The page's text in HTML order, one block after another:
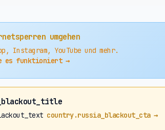
umgehen
Instagram, YouTube und mehr.
es funktioniert →
country.russia_blackout_cta →